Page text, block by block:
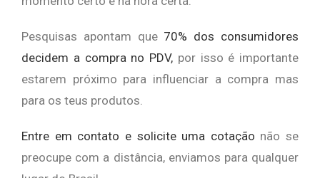
Pesquisas apontam que 70% dos consumidores
decidem a compra no PDV, por isso é importante
estarem próximo para influenciar a compra mas
para os teus produtos.
Entre em contato e solicite uma cotação não se
preocupe com a distância, enviamos para qualquer